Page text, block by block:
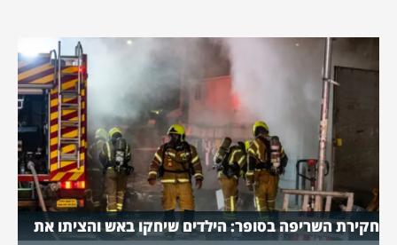
חקירת השריפה בסופר: הילדים שיחקו באש והציתו את